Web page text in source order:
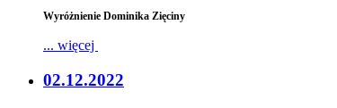
Wyróżnienie Dominika Zięciny
... więcej
02.12.2022